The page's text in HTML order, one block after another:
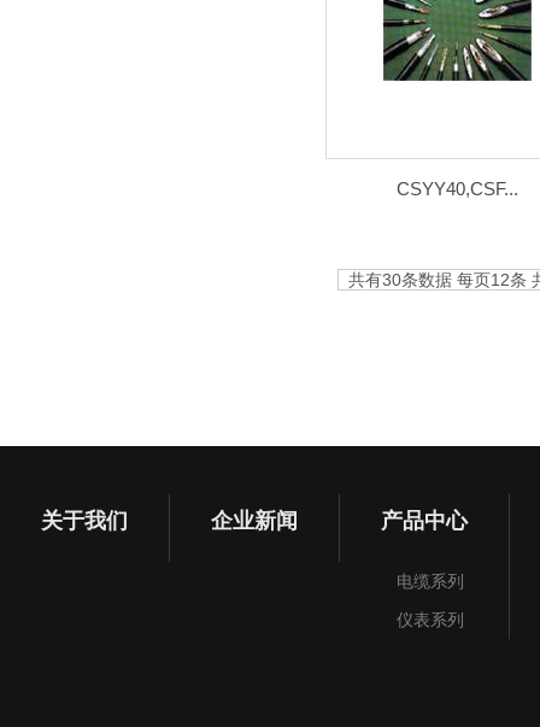
CSYY40,CSF...
共有30条数据 每页12条
关于我们 企业新闻 产品中心
电缆系列
仪表系列